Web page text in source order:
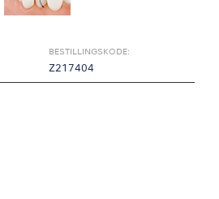
BESTILLINGSKODE:
Z217404